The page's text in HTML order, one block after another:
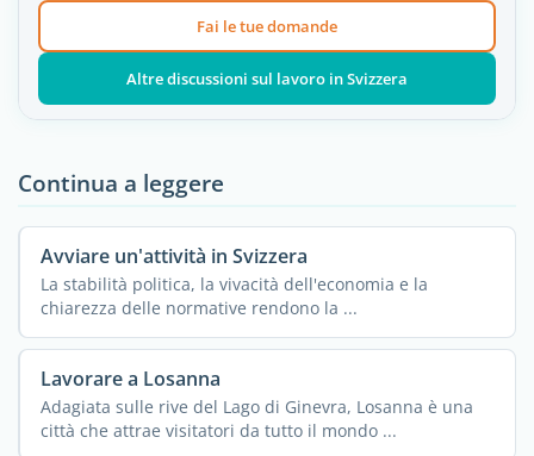
Fai le tue domande
Altre discussioni sul lavoro in Svizzera
Continua a leggere
Avviare un'attività in Svizzera
La stabilità politica, la vivacità dell'economia e la
chiarezza delle normative rendono la ...
Lavorare a Losanna
Adagiata sulle rive del Lago di Ginevra, Losanna è una
città che attrae visitatori da tutto il mondo ...